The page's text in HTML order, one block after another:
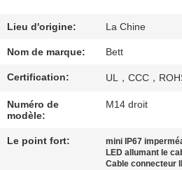
DE
QUALITÉ
PLAN
DU
SITE
Lieu d'origine: La Chine
Nom de marque: Bett
Certification: UL，CCC，
Numéro de
modèle:
M14 droit
Le point fort: mini IP67
LED allumant le
Cable connecteur